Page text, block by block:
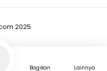
2025
Bagikan Lainnya